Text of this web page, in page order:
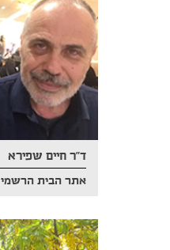
ד"ר חיים שפירא
אתר הבית הרשמי